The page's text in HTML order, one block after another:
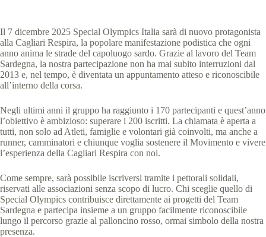
Il 7 dicembre 2025 Special Olympics Italia sarà di nuovo protagonista
alla Cagliari Respira, la popolare manifestazione podistica che ogni
anno anima le strade del capoluogo sardo. Grazie al lavoro del Team
Sardegna, la nostra partecipazione non ha mai subito interruzioni dal
2013 e, nel tempo, è diventata un appuntamento atteso e riconoscibile
all’interno della corsa.
Negli ultimi anni il gruppo ha raggiunto i 170 partecipanti e quest’anno
l’obiettivo è ambizioso: superare i 200 iscritti. La chiamata è aperta a
tutti, non solo ad Atleti, famiglie e volontari già coinvolti, ma anche a
runner, camminatori e chiunque voglia sostenere il Movimento e vivere
l’esperienza della Cagliari Respira con noi.
Come sempre, sarà possibile iscriversi tramite i pettorali solidali,
riservati alle associazioni senza scopo di lucro. Chi sceglie quello di
Special Olympics contribuisce direttamente ai progetti del Team
Sardegna e partecipa insieme a un gruppo facilmente riconoscibile
lungo il percorso grazie al palloncino rosso, ormai simbolo della nostra
presenza.